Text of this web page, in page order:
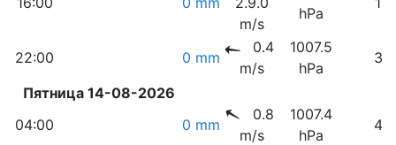
m/s
hPa
22:00 0 mm
0.4
m/s
1007.5
hPa
Пятница 14-08-2026
04:00
0 mm
0.8
m/s
1007.4
hPa